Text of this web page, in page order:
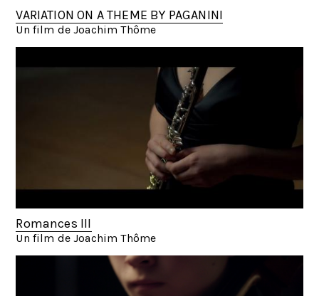
VARIATION ON A THEME BY PAGANINI
Un film de Joachim Thôme
Romances III
Un film de Joachim Thôme